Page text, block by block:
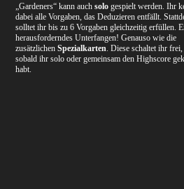
„Gardeners“ kann auch solo gespielt werden. Ihr
dabei alle Vorgaben, das Deduzieren entfällt.
solltet ihr bis zu 6 Vorgaben gleichzeitig erfüllen.
herausforderndes Unterfangen! Genauso wie die
zusätzlichenSpezialkarten. Diese schaltet ihr frei,
sobald ihr solo oder gemeinsam den Highscore
habt.